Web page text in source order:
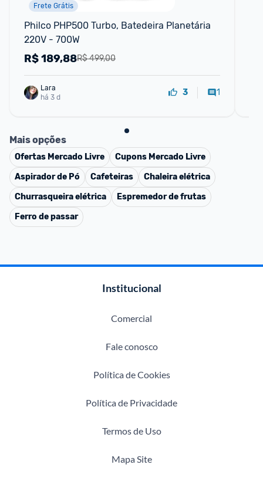
Frete Grátis
Philco PHP500 Turbo, Batedeira Planetária
220V - 700W
R$ 499,00
R$189,88
Lara
há 3 d
3 1
Mais opções
Ofertas Mercado Livre Cupons Mercado Livre
Aspirador de Pó
Cafeteiras
Chaleira elétrica
Churrasqueira elétrica
Espremedor de frutas
Ferro de passar
Institucional
Comercial
Fale conosco
Política de Cookies
Política de Privacidade
Termos de Uso
Mapa Site